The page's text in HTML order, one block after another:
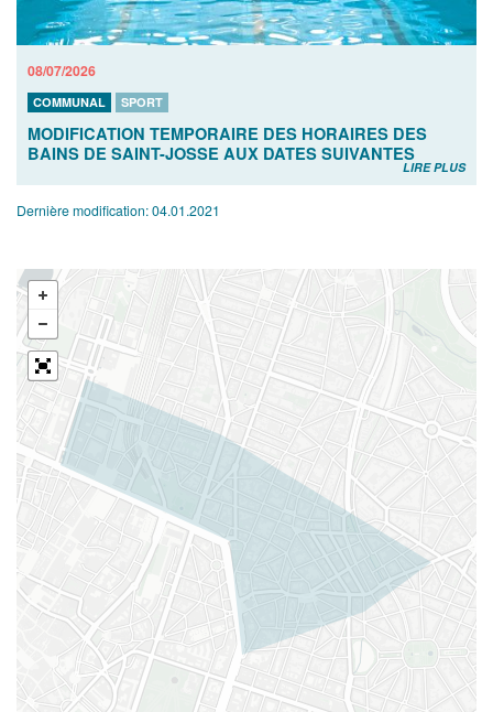
08/07/2026
COMMUNAL SPORT
MODIFICATION TEMPORAIRE DES HORAIRES DES
BAINS DE SAINT-JOSSE AUX DATES SUIVANTES
LIRE PLUS
Dernière modification:04.01.2021